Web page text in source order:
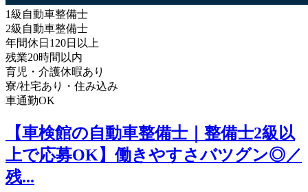
1級自動車整備士
2級自動車整備士
年間休日120日以上
残業20時間以内
育児・介護休暇あり
寮/社宅あり・住み込み
車通勤OK
【車検館の自動車整備士｜整備士2級以
上で応募OK】働きやすさバツグン◎／
残...